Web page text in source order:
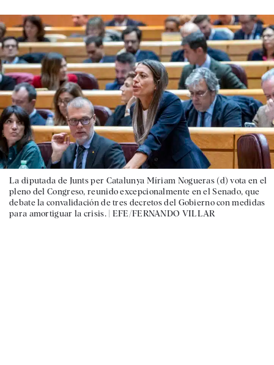
La diputada de Junts per Catalunya Míriam Nogueras (d) vota en el
pleno del Congreso, reunido excepcionalmente en el Senado, que
debate la convalidación de tres decretos del Gobierno con medidas
para amortiguar la crisis. | EFE/FERNANDO VILLAR